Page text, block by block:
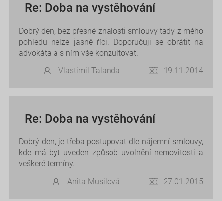
Re: Doba na vystěhování
Dobrý den, bez přesné znalosti smlouvy tady z mého
pohledu nelze jasně říci. Doporučuji se obrátit na
advokáta a s ním vše konzultovat.
Vlastimil Talanda
19.11.2014
Re: Doba na vystěhování
Dobrý den, je třeba postupovat dle nájemní smlouvy,
kde má být uveden způsob uvolnění nemovitosti a
veškeré termíny.
Anita Musilová
27.01.2015